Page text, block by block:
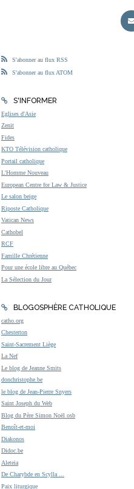
S'abonner au flux RSS
S'abonner au flux ATOM
S'INFORMER
Eglises d'Asie
Zenit
Fides
KTO Télévision catholique
Portail catholique
L'Homme Nouveau
European Centre for Law & Justice
Le salon beige
Riposte Catholique
Vatican News
Cathobel
RCF
Famille Chrétienne
Pour une école libre au Québec
La Sélection du Jour
BLOGOSPHÈRE CATHOLIQUE
catho.org
Chesterton
Saint-Sacrement Liège
La Nef
Le blog de Jeanne Smits
donchristophe.be
le blog de Jean-Pierre Snyers
Saint Joseph du Web
Blog du Père Simon Noël osb
Benoît-et-moi
Diakonos
Didoc.be
Aleteia
De Charybde en Scylla ...
Paix liturgique